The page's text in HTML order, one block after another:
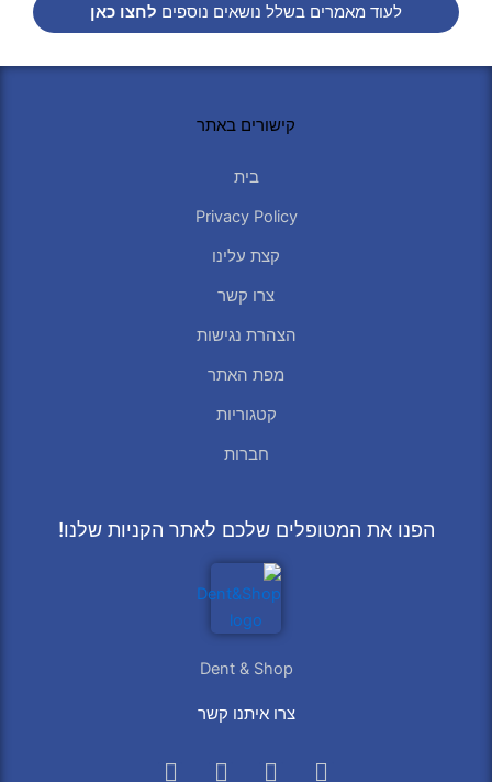
לעוד מאמרים בשלל נושאים נוספים לחצו כאן
קישורים באתר
בית
Privacy Policy
קצת עלינו
צרו קשר
הצהרת נגישות
מפת האתר
קטגוריות
חברות
הפנו את המטופלים שלכם לאתר הקניות שלנו!
Dent & Shop
צרו איתנו קשר
Phone
Facebook
Instagram
Whatsapp